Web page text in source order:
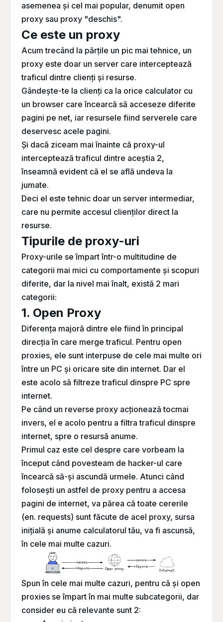
asemenea și cel mai popular, denumit open
proxysau proxy "deschis".
Ce este un proxy
Acum trecând la părțile un pic mai tehnice, un
proxy este doar un server care interceptează
traficul dintre clienți și resurse.
Gândește-te la clienți ca la orice calculator cu
un browser care încearcă să acceseze diferite
pagini pe net, iar resursele fiind serverele care
deservesc acele pagini.
Și dacă ziceam mai înainte că proxy-ul
interceptează traficul dintre aceștia 2,
înseamnă evident că el se află undeva la
jumate.
Deci el este tehnic doar un server intermediar,
care nu permite accesul clienților direct la
resurse.
Tipurile de proxy-uri
Proxy-urile se împart într-o multitudine de
categorii mai mici cu comportamente și scopuri
diferite, dar la nivel mai înalt, există 2 mari
categorii:
1. Open Proxy
Diferența majoră dintre ele fiind în principal
direcția în care merge traficul. Pentru open
proxies, ele sunt interpuse de cele mai multe ori
între un PC și oricare site din internet. Dar el
este acolo să filtreze traficul dinspre PC spre
internet.
Pe când un reverse proxyacționează tocmai
invers, el e acolo pentru a filtra traficul dinspre
internet, spre o resursă anume.
Primul caz este cel despre care vorbeam la
început când povesteam de hacker-ul care
încearcă să-și ascundă urmele. Atunci când
folosești un astfel de proxy pentru a accesa
pagini de internet, va părea că toate cererile
(en. requests) sunt făcute de acel proxy, sursa
inițială și anume calculatorul tău, va fi ascunsă,
în cele mai multe cazuri.
Spun în cele mai multe cazuri, pentru că și open
proxies se împart în mai multe subcategorii, dar
consider eu că relevante sunt 2: